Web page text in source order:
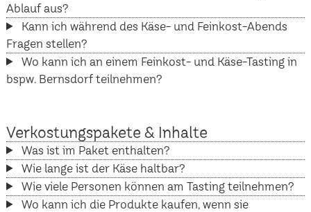
Ablauf aus?
Kann ich während des Käse- und Feinkost-Abends
Fragen stellen?
Wo kann ich an einem Feinkost- und Käse-Tasting in
bspw. Bernsdorf teilnehmen?
Verkostungspakete & Inhalte
Was ist im Paket enthalten?
Wie lange ist der Käse haltbar?
Wie viele Personen können am Tasting teilnehmen?
Wo kann ich die Produkte kaufen, wenn sie